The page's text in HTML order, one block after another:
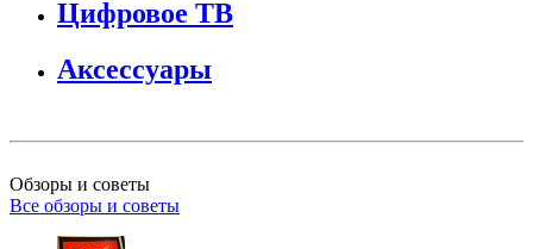
Цифровое ТВ
Аксессуары
Обзоры и советы
Все обзоры и советы